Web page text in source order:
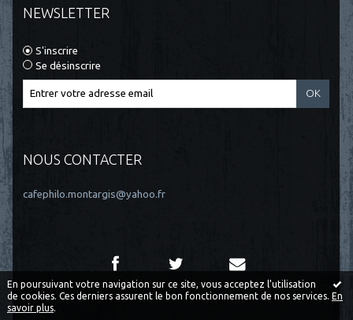
En poursuivant votre navigation sur ce site, vous acceptez l'utilisation
de cookies. Ces derniers assurent le bon fonctionnement de nos services. En
savoir plus.
NEWSLETTER
S'inscrire
Se désinscrire
NOUS CONTACTER
cafephilo.montargis@yahoo.fr